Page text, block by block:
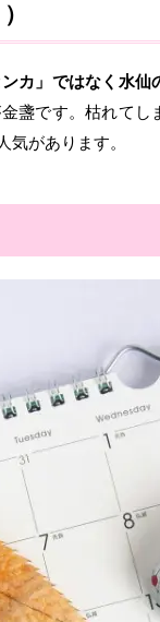
カ」ではなく水仙
盞です。枯れて
気があります。